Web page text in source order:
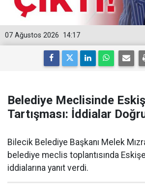
14:17
07 Ağustos 2026
Belediye Meclisinde
Tartışması: İddialar
Bilecik Belediye Başkanı Melek
belediye meclis toplantısında
iddialarına yanıt verdi.